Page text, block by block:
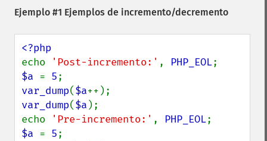
Ejemplo #1 Ejemplos de incremento/decremento
echo
'Post-incremento:' , PHP_EOL
$a = 5
var_dump($a
var_dump($a );
echo
'Pre-incremento:' , PHP_EOL
$a = 5